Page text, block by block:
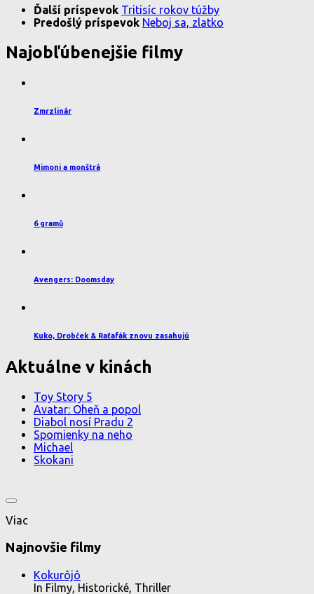
Ďalší príspevok Tritisíc rokov túžby
Predošlý príspevok Neboj sa, zlatko
Najobľúbenejšie filmy
Zmrzlinár
Mimoni a monštrá
6 gramů
Avengers: Doomsday
Kuko, Drobček & Raťafák znovu zasahujú
Aktuálne v kinách
Toy Story 5
Avatar: Oheň a popol
Diabol nosí Pradu 2
Spomienky na neho
Michael
Skokani
Viac
Najnovšie filmy
Kokurôjô
In Filmy, Historické, Thriller